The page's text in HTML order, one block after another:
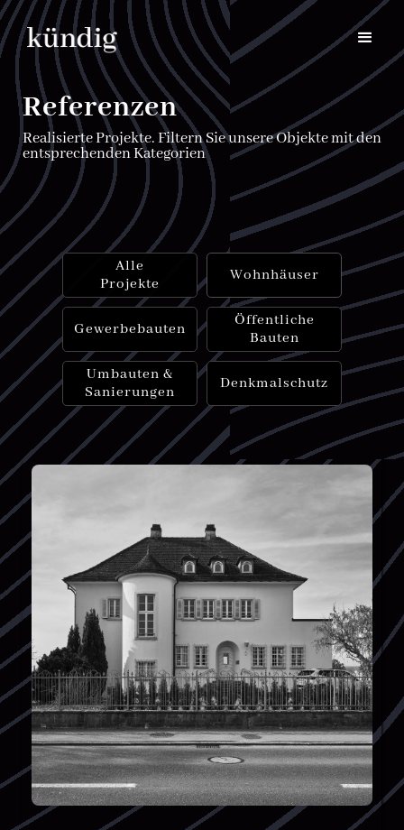
Referenzen
Realisierte Projekte. Filtern Sie unsere Objekte mit den
entsprechenden Kategorien
Alle
Projekte
Wohnhäuser
Gewerbebauten
Öffentliche
Bauten
Umbauten &
Sanierungen
Denkmalschutz